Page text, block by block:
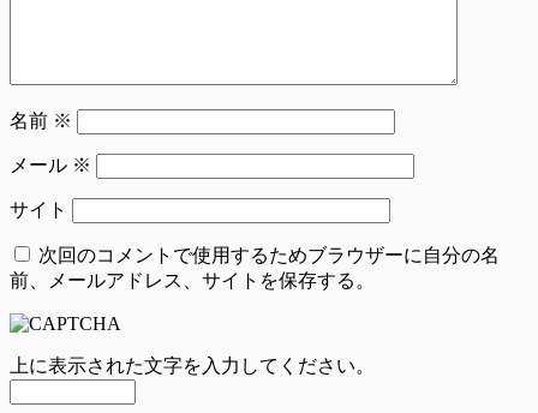
名前 ※
メール ※
サイト
次回のコメントで使用するためブラウザーに自分の名
前、メールアドレス、サイトを保存する。
上に表示された文字を入力してください。